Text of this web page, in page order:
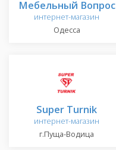
Мебельный Вопрос
интернет-магазин
Одесса
Super Turnik
интернет-магазин
г.Пуща-Водица